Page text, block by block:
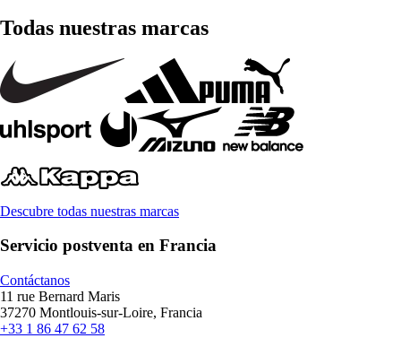
Todas nuestras marcas
Descubre todas nuestras marcas
Servicio postventa en Francia
Contáctanos
11 rue Bernard Maris
37270 Montlouis-sur-Loire, Francia
+33 1 86 47 62 58